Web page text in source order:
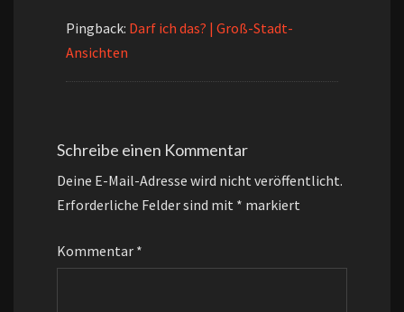
Pingback: Darf ich das? | Groß-Stadt-
Ansichten
Schreibe einen Kommentar
Deine E-Mail-Adresse wird nicht veröffentlicht.
Erforderliche Felder sind mit * markiert
Kommentar *